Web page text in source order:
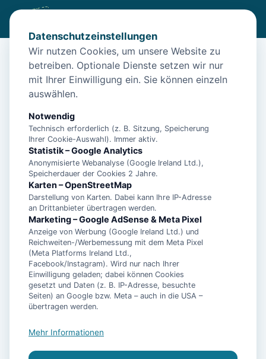
Diese Unterkunft ist aktuell nicht
buchbar
Unterkünfte in der Nähe
"Entspannung und Luxus. Ihr Traumurlaub
im Gulfhof Polder72 an der Nordsee!"
1-Zimmer Apartment in Strandnähe mit
Balkon und inkl. Schwimmbad- &
Saunanutzung
1-Zimmer Apartment nah der Nordsee mit
Saunanutzung
Datenschutzeinstellungen
Wir nutzen Cookies, um unsere Website zu
betreiben. Optionale Dienste setzen wir nur
mit Ihrer Einwilligung ein. Sie können einzeln
auswählen.
Notwendig
Technisch erforderlich (z. B. Sitzung, Speicherung
Ihrer Cookie-Auswahl). Immer aktiv.
Statistik – Google Analytics
Anonymisierte Webanalyse (Google Ireland Ltd.),
Speicherdauer der Cookies 2 Jahre.
Karten – OpenStreetMap
Darstellung von Karten. Dabei kann Ihre IP-Adresse
an Drittanbieter übertragen werden.
Marketing – Google AdSense & Meta Pixel
Anzeige von Werbung (Google Ireland Ltd.) und
Reichweiten-/Werbemessung mit dem Meta Pixel
(Meta Platforms Ireland Ltd.,
Facebook/Instagram). Wird nur nach Ihrer
Einwilligung geladen; dabei können Cookies
gesetzt und Daten (z. B. IP-Adresse, besuchte
Seiten) an Google bzw. Meta – auch in die USA –
übertragen werden.
Mehr Informationen